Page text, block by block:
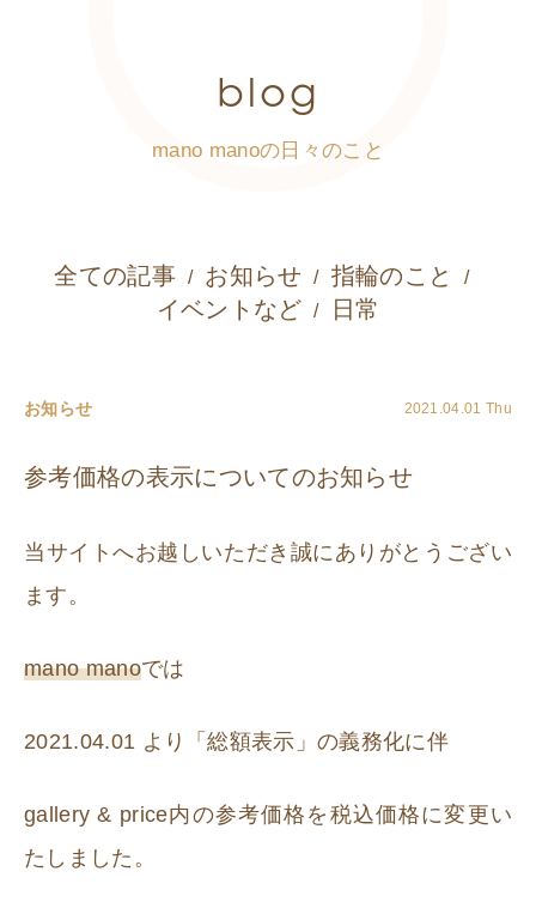
blog
mano manoの日々のこと
全ての記事 お知らせ
指輪のこと
イベントなど
日常
お知らせ 2021.04.01 Thu
参考価格の表示についてのお知らせ
当サイトへお越しいただき誠にありがとうござい
ます。
mano manoでは
2021.04.01 より「総額表示」の義務化に伴
gallery & price内の参考価格を税込価格に変更い
たしました。